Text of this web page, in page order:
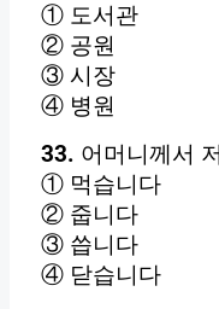
① 도서관
② 공원
③ 시장
④ 병원
33. 어머니께서
① 먹습니다
② 줍니다
③ 씁니다
④ 닫습니다